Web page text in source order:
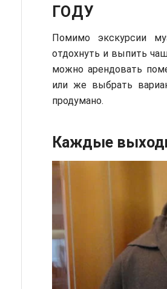
ГОДУ
Помимо экскурсии
отдохнуть и выпить
можно арендовать
или же выбрать
продумано.
Каждые